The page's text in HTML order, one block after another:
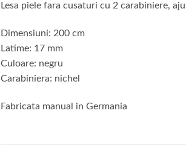
Lesa piele fara cusaturi cu 2 carabiniere,
Dimensiuni: 200 cm
Latime: 17 mm
Culoare: negru
Carabiniera: nichel
Fabricata manual in Germania